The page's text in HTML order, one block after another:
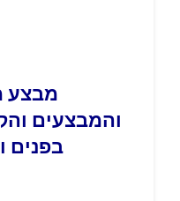
מבצע
והמבצעים
בפנים